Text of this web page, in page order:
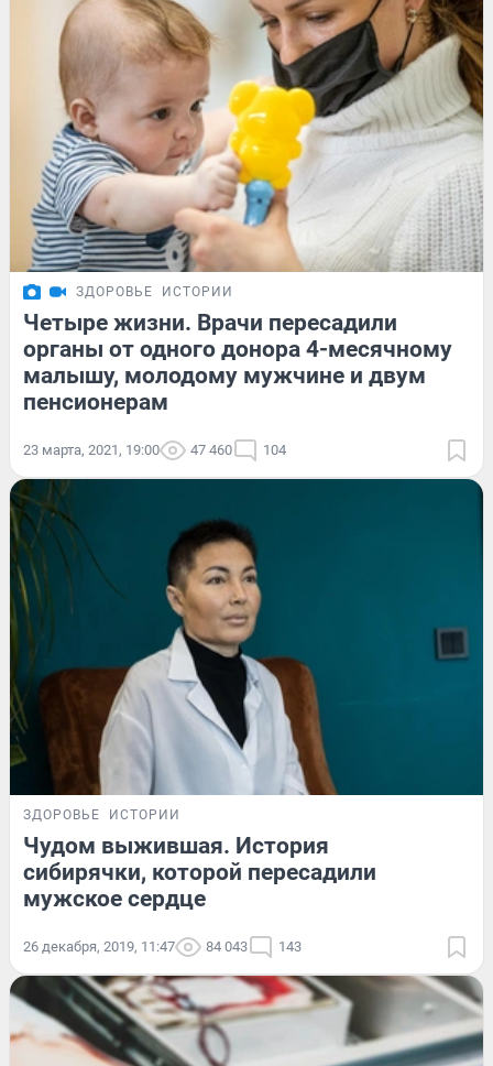
ЗДОРОВЬЕ ИСТОРИИ
Четыре жизни. Врачи пересадили
органы от одного донора 4-месячному
малышу, молодому мужчине и двум
пенсионерам
23 марта, 2021, 19:00 47 460 104
ЗДОРОВЬЕ ИСТОРИИ
Чудом выжившая. История
сибирячки, которой пересадили
мужское сердце
26 декабря, 2019, 11:47 84 043 143